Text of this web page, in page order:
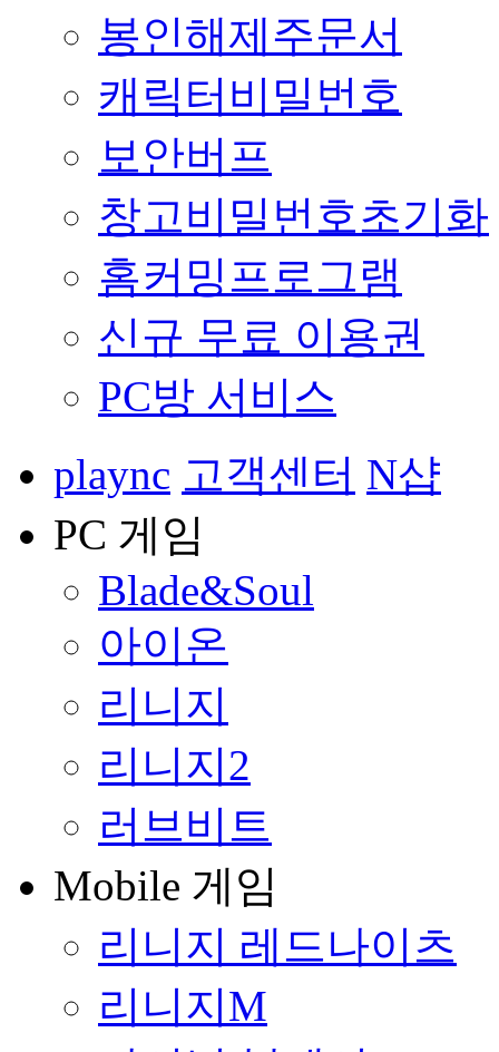
봉인해제주문서
캐릭터비밀번호
보안버프
창고비밀번호초기화
홈커밍프로그램
신규 무료 이용권
PC방 서비스
plaync 고객센터 N샵
PC 게임
Blade&Soul
아이온
리니지
리니지2
러브비트
Mobile 게임
리니지 레드나이츠
리니지M